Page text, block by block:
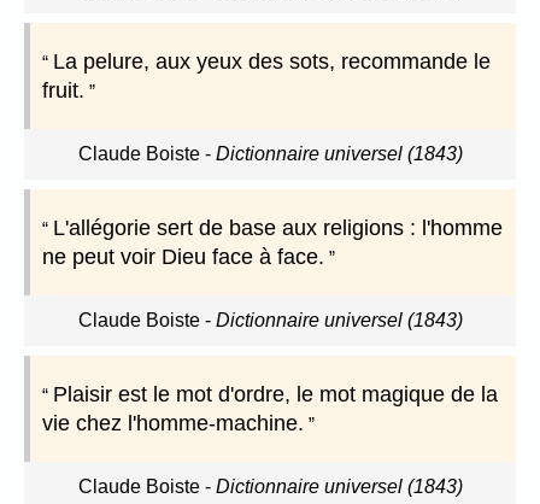
La pelure, aux yeux des sots, recommande le
fruit.
Claude Boiste- Dictionnaire universel (1843)
L'allégorie sert de base aux religions : l'homme
ne peut voir Dieu face à face.
Claude Boiste- Dictionnaire universel (1843)
Plaisir est le mot d'ordre, le mot magique de la
vie chez l'homme-machine.
Claude Boiste- Dictionnaire universel (1843)